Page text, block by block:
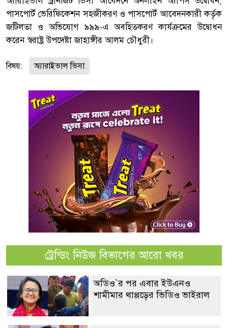
পাসপোর্ট ভেরিফিকেশন সহজীকরণ ও পাসপোর্ট আবেদনকারী কর্তৃক
জটিলতা ও অভিযোগ ৯৯৯-এ অবহিতকরণ কার্যক্রমের উদ্বোধন
করেন স্বরাষ্ট্র উপদেষ্টা জাহাঙ্গীর আলম চৌধুরী।
বিষয়: অ্যারাইভাল ভিসা
ট্রেন্ডিং নিউজ বিভাগের আরো খবর
অডিও‍‍`র পর এবার ইউএনও
শামীমার থাপ্পড়ের ভিডিও ভাইরাল